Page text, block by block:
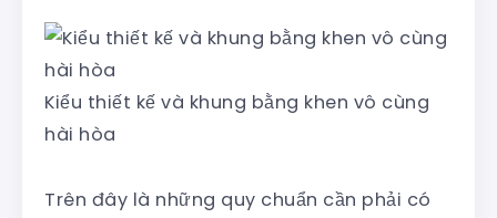
Kiểu thiết kế và khung bằng khen vô cùng
hài hòa
Trên đây là những quy chuẩn cần phải có